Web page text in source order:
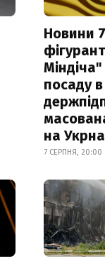
Новини
посаду в
на
7 СЕРПНЯ, 20:00